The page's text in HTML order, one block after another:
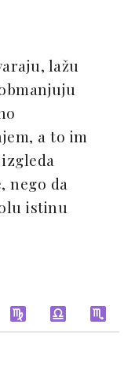
lažu
a to im
nego da
istinu